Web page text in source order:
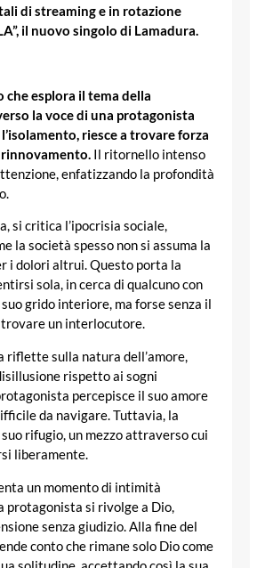
di streaming e in rotazione
il nuovo singolo di Lamadura.
che esplora il tema della
la voce di una protagonista
riesce a trovare forza
Il ritornello intenso
enfatizzando la profondità
si critica l’ipocrisia sociale,
la società spesso non si assuma la
i dolori altrui. Questo porta la
sola, in cerca di qualcuno con
grido interiore, ma forse senza il
un interlocutore.
riflette sulla natura dell’amore,
rispetto ai sogni
percepisce il suo amore
da navigare. Tuttavia, la
rifugio, un mezzo attraverso cui
liberamente.
un momento di intimità
protagonista si rivolge a Dio,
senza giudizio. Alla fine del
conto che rimane solo Dio come